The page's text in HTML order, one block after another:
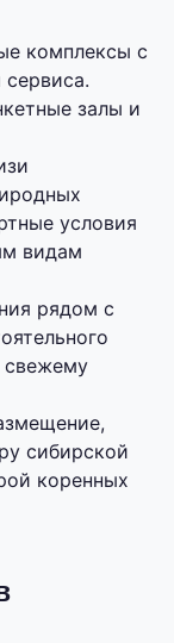
комплексы с
залы и
условия
видам
рядом с
свежему
сибирской
коренных